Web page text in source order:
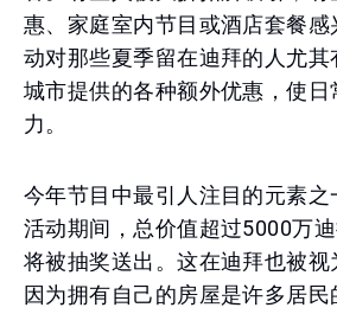
惠、家庭室内节目或酒店套餐
动对那些夏季留在迪拜的人尤其
城市提供的各种额外优惠，使日
力。
今年节目中最引人注目的元素之
活动期间，总价值超过5000万
将被抽奖送出。这在迪拜也被视
因为拥有自己的房屋是许多居